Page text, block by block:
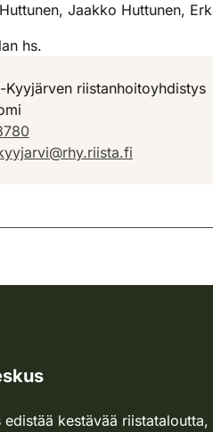
Jaakko Huttunen,
hs.
Kyyjärven riistanhoitoyhdistys
edistää kestävää riistataloutta,